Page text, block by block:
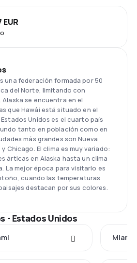
EUR
una federación formada por 50
del Norte, limitando con
Alaska se encuentra en el
que Hawái está situado en el
Unidos es el cuarto país
tanto en población como en
más grandes son Nueva
Chicago. El clima es muy variado:
árticas en Alaska hasta un clima
La mejor época para visitarlo es
cuando las temperaturas
destacan por sus colores.
- Estados Unidos
Miami